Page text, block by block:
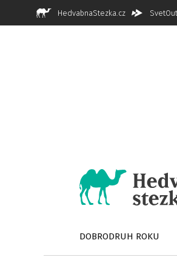
HedvabnaStezka.cz
DOBRODRUH ROKU